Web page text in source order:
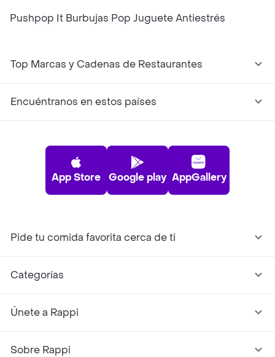
Pushpop It Burbujas Pop Juguete Antiestrés
Top Marcas y Cadenas de Restaurantes
Encuéntranos en estos países
App Store Google play AppGallery
Pide tu comida favorita cerca de ti
Categorías
Únete a Rappi
Sobre Rappi